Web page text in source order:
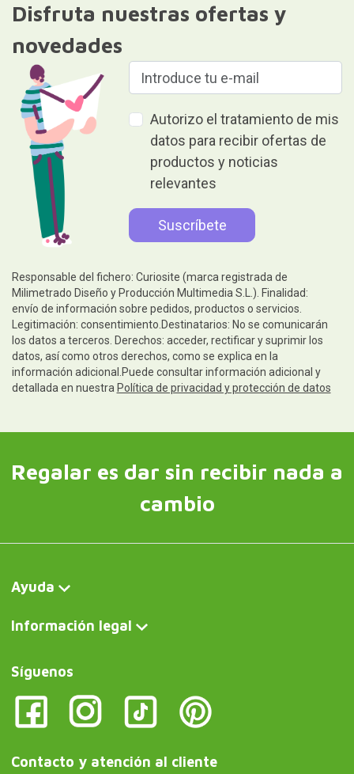
Disfruta nuestras ofertas y
novedades
Autorizo el tratamiento de mis
datos para recibir ofertas de
productos y noticias
relevantes
Responsable del fichero: Curiosite (marca registrada de
Milimetrado Diseño y Producción Multimedia S.L.). Finalidad:
envío de información sobre pedidos, productos o servicios.
Legitimación: consentimiento.Destinatarios: No se comunicarán
los datos a terceros. Derechos: acceder, rectificar y suprimir los
datos, así como otros derechos, como se explica en la
información adicional.Puede consultar información adicional y
detallada en nuestra Política de privacidad y protección de datos
Regalar es dar sin recibir nada a
cambio
Ayuda
Información legal
Síguenos
Contacto y atención al cliente